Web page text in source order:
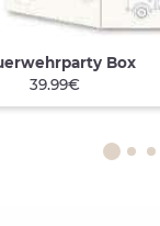
Box
39.99€